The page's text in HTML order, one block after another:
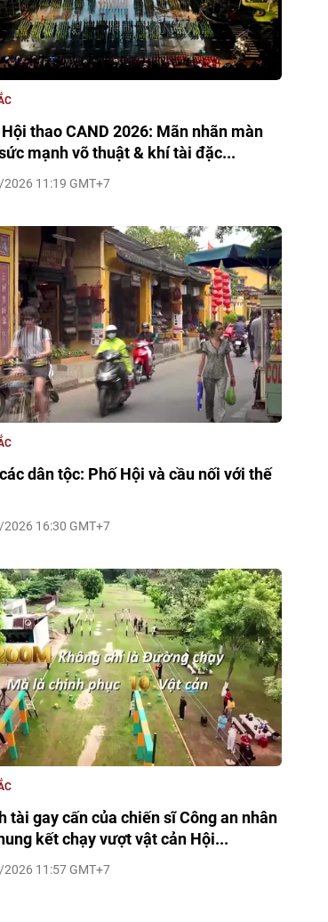
thao CAND 2026: Mãn nhãn màn
mạnh võ thuật & khí tài đặc...
11:19 GMT+7
dân tộc: Phố Hội và cầu nối với thế
16:30 GMT+7
tài gay cấn của chiến sĩ Công an nhân
kết chạy vượt vật cản Hội...
11:57 GMT+7